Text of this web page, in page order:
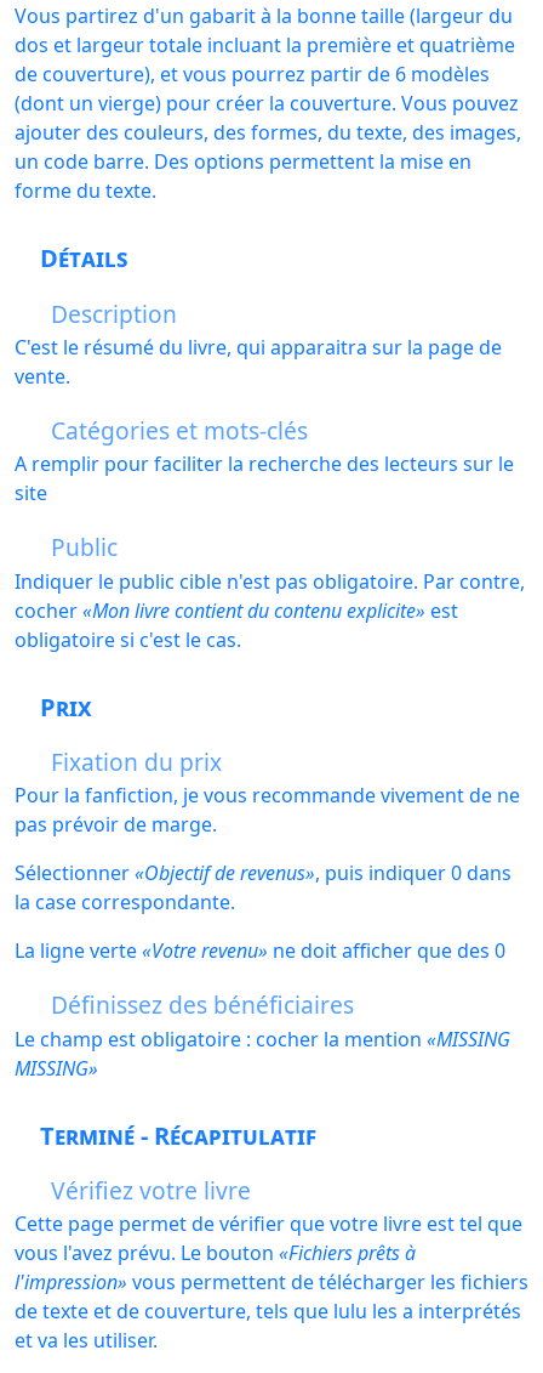
Vous partirez d'un gabarit à la bonne taille (largeur du
dos et largeur totale incluant la première et quatrième
de couverture), et vous pourrez partir de 6 modèles
(dont un vierge) pour créer la couverture. Vous pouvez
ajouter des couleurs, des formes, du texte, des images,
un code barre. Des options permettent la mise en
forme du texte.
Détails
Description
C'est le résumé du livre, qui apparaitra sur la page de
vente.
Catégories et mots-clés
A remplir pour faciliter la recherche des lecteurs sur le
site
Public
Indiquer le public cible n'est pas obligatoire. Par contre,
cocher Mon livre contient du contenu explicite est
obligatoire si c'est le cas.
Prix
Fixation du prix
Pour la fanfiction, je vous recommande vivement de ne
pas prévoir de marge.
Sélectionner Objectif de revenus , puis indiquer 0 dans
la case correspondante.
La ligne verte Votre revenu ne doit afficher que des 0
Définissez des bénéficiaires
Le champ est obligatoire : cocher la mention MISSING
MISSING
Terminé - Récapitulatif
Vérifiez votre livre
Cette page permet de vérifier que votre livre est tel que
vous l'avez prévu. Le bouton Fichiers prêts à
l'impression vous permettent de télécharger les fichiers
de texte et de couverture, tels que lulu les a interprétés
et va les utiliser.